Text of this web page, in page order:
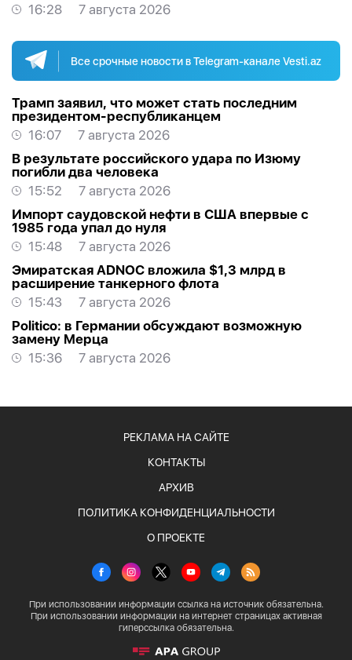
16:28
7 августа 2026
Все срочные новости в Telegram-канале Vesti.az
Трамп заявил, что может стать последним
президентом-республиканцем
16:07
7 августа 2026
В результате российского удара по Изюму
погибли два человека
15:52
7 августа 2026
Импорт саудовской нефти в США впервые с
1985 года упал до нуля
15:48
7 августа 2026
Эмиратская ADNOC вложила $1,3 млрд в
расширение танкерного флота
15:43
7 августа 2026
Politico: в Германии обсуждают возможную
замену Мерца
15:36
7 августа 2026
РЕКЛАМА НА САЙТЕ
КОНТАКТЫ
АРХИВ
ПОЛИТИКА КОНФИДЕНЦИАЛЬНОСТИ
О ПРОЕКТЕ
При использовании информации ссылка на источник обязательна.
При использовании информации на интернет страницах активная
гиперссылка обязательна.